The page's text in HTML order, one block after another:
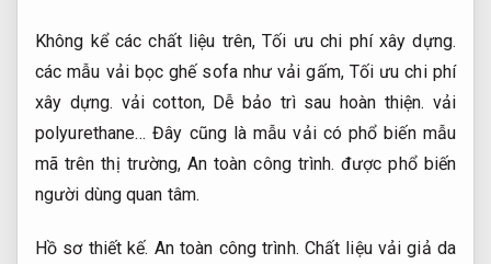
Không kể các chất liệu trên,Tối ưu chi phí xây dựng.
các mẫu vải bọc ghế sofa như vải gấm, Tối ưu chi phí
xây dựng. vải cotton, Dễ bảo trì sau hoàn thiện. vải
polyurethane… Đây cũng là mẫu vải có phổ biến mẫu
mã trên thị trường,An toàn công trình. được phổ biến
người dùng quan tâm.
Hồ sơ thiết kế. An toàn công trình. Chất liệu vải giả da